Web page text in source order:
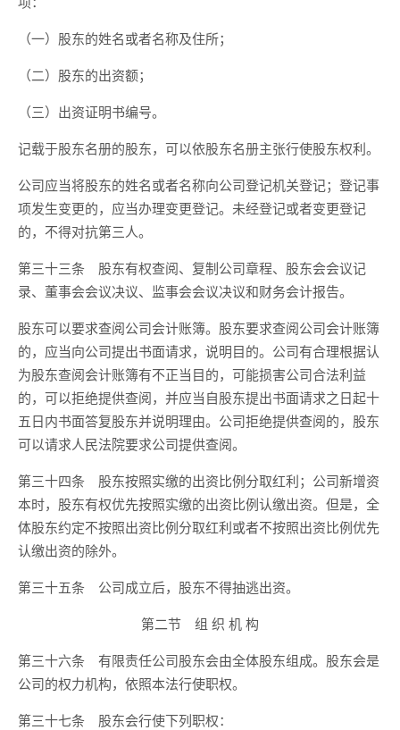
（一）股东的姓名或者名称及住所；
（二）股东的出资额；
（三）出资证明书编号。
记载于股东名册的股东，可以依股东名册主张行使股东权利。
公司应当将股东的姓名或者名称向公司登记机关登记；登记事
项发生变更的，应当办理变更登记。未经登记或者变更登记
的，不得对抗第三人。
第三十三条 股东有权查阅、复制公司章程、股东会会议记
录、董事会会议决议、监事会会议决议和财务会计报告。
股东可以要求查阅公司会计账簿。股东要求查阅公司会计账簿
的，应当向公司提出书面请求，说明目的。公司有合理根据认
为股东查阅会计账簿有不正当目的，可能损害公司合法利益
的，可以拒绝提供查阅，并应当自股东提出书面请求之日起十
五日内书面答复股东并说明理由。公司拒绝提供查阅的，股东
可以请求人民法院要求公司提供查阅。
第三十四条 股东按照实缴的出资比例分取红利；公司新增资
本时，股东有权优先按照实缴的出资比例认缴出资。但是，全
体股东约定不按照出资比例分取红利或者不按照出资比例优先
认缴出资的除外。
第三十五条 公司成立后，股东不得抽逃出资。
第二节 组 织 机 构
第三十六条 有限责任公司股东会由全体股东组成。股东会是
公司的权力机构，依照本法行使职权。
第三十七条 股东会行使下列职权：